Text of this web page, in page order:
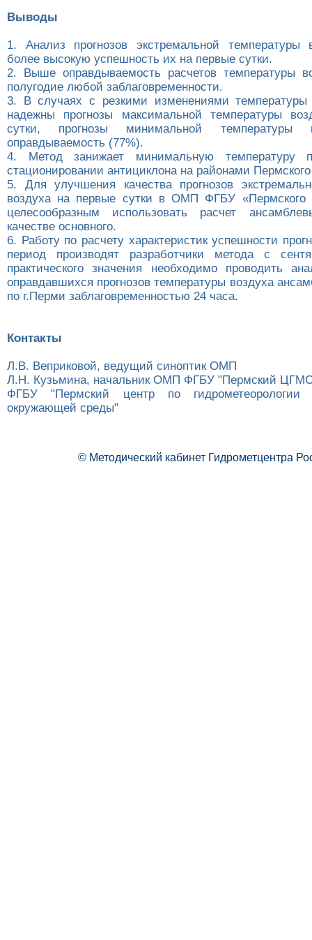
Выводы
1. Анализ прогнозов экстремальной температуры
более высокую успешность их на первые сутки.
2. Выше оправдываемость расчетов температуры
полугодие любой заблаговременности.
3. В случаях с резкими изменениями
надежны прогнозы максимальной температуры
сутки, прогнозы минимальной температуры
оправдываемость (77%).
4. Метод занижает минимальную температуру
стационировании антициклона на районами Пермского
5. Для улучшения качества прогнозов
воздуха на первые сутки в ОМП ФГБУ
целесообразным использовать расчет
качестве основного.
6. Работу по расчету характеристик успешности
период производят разработчики метода с
практического значения необходимо проводить
оправдавшихся прогнозов температуры воздуха
по г.Перми заблаговременностью 24 часа.
Контакты
Л.В. Веприковой, ведущий синоптик ОМП
Л.Н. Кузьмина, начальник ОМП ФГБУ "Пермский
ФГБУ "Пермский центр по гидрометеорологии
окружающей среды"
© Методический кабинет Гидрометцентра